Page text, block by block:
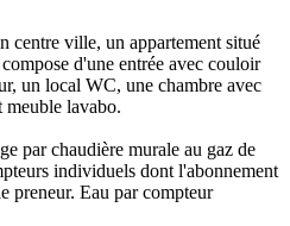
centre ville, un appartement situé
d'une entrée avec couloir
un local WC, une chambre avec
meuble lavabo.
par chaudière murale au gaz de
individuels dont l'abonnement
preneur. Eau par compteur